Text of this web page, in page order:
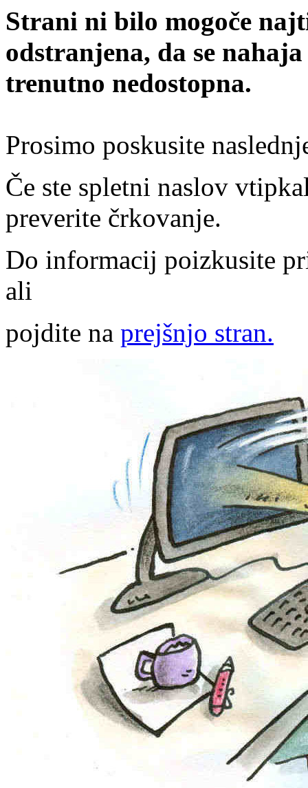
Strani ni bilo mogoče
odstranjena, da se
trenutno nedostopna.
Prosimo poskusite
Če ste spletni naslov
preverite črkovanje.
Do informacij poizkusite
ali
pojdite na prejšnjo stran.